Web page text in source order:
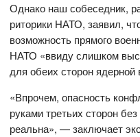
Однако наш собеседник,
риторики НАТО, заявил,
возможность прямого
НАТО «ввиду слишком
для обеих сторон ядерной
«Впрочем, опасность
руками третьих сторон
реальна», — заключает